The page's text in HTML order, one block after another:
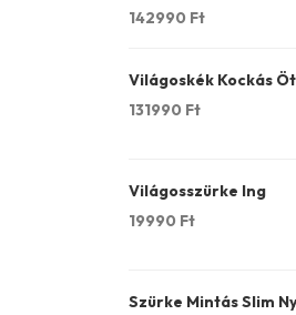
142990 Ft
Világoskék Kockás
131990 Ft
Világosszürke Ing
19990 Ft
Szürke Mintás Slim